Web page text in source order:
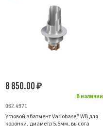
В наличии
8 850.00₽
062.4971
Угловой абатмент Variobase® WB для
коронки, диаметр 5.5мм, высота